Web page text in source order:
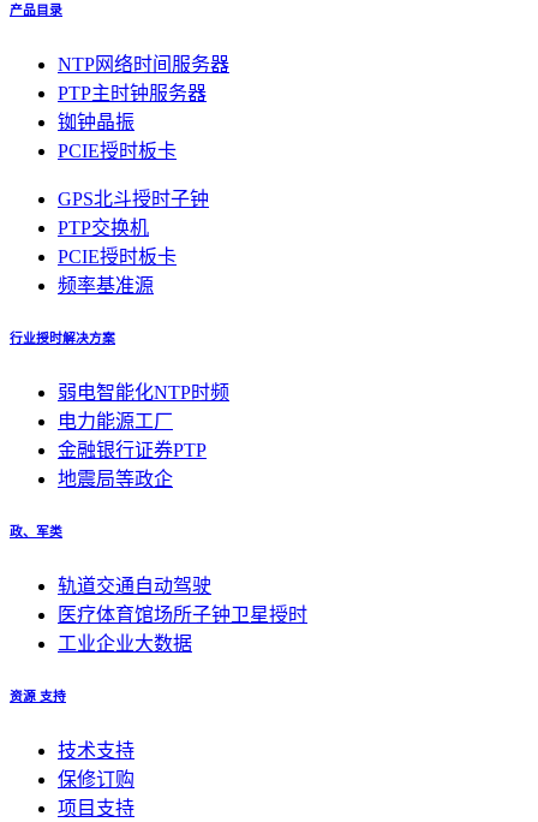
产品目录
NTP网络时间服务器
PTP主时钟服务器
铷钟晶振
PCIE授时板卡
GPS北斗授时子钟
PTP交换机
PCIE授时板卡
频率基准源
行业授时解决方案
弱电智能化NTP时频
电力能源工厂
金融银行证券PTP
地震局等政企
政、军类
轨道交通自动驾驶
医疗体育馆场所子钟卫星授时
工业企业大数据
资源 支持
技术支持
保修订购
项目支持